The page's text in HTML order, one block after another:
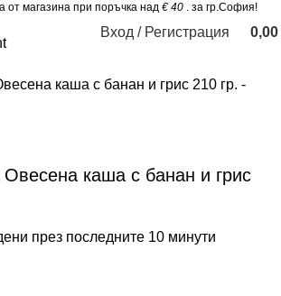
от магазина при поръчка над € 40 . за гр.София!
Вход / Регистрация 0,00
каша с банан и грис
през последните 10 минути